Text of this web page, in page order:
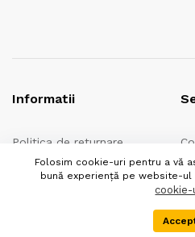
Informatii
Politica de returnare
Politica de confidentialitate
Folosim cookie-uri pentru a vă
bună experiență pe website-ul
cookie-